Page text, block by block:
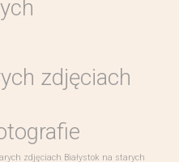
zdjęciach
zdjęciach Białystok na starych